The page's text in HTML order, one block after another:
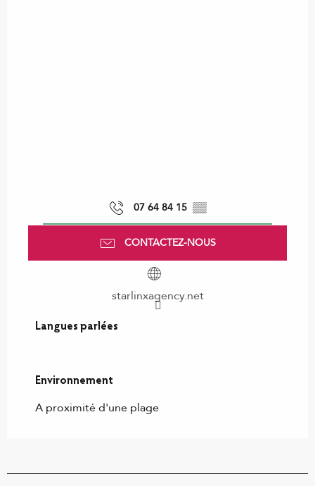
07 64 84 15 ▒▒
CONTACTEZ-NOUS
starlinxagency.net
Langues parlées
Langues parlées
Environnement
Environnement
A proximité d'une plage